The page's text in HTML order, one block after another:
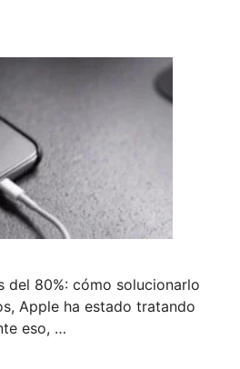
del 80%: cómo solucionarlo
Apple ha estado tratando
eso, …